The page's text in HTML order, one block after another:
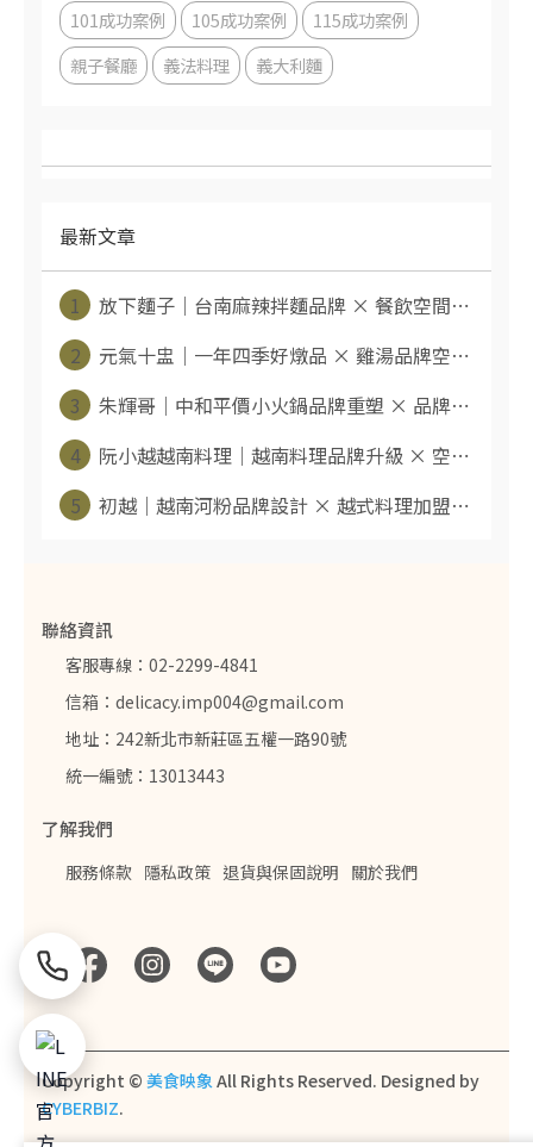
101成功案例
105成功案例
115成功案例
親子餐廳
義法料理 義大利麵
最新文章
1
放下麵子｜台南麻辣拌麵品牌 × 餐飲空間⋯
2
元氣十盅｜一年四季好燉品 × 雞湯品牌空⋯
3
朱輝哥｜中和平價小火鍋品牌重塑 × 品牌⋯
4
阮小越越南料理｜越南料理品牌升級 × 空⋯
5
初越｜越南河粉品牌設計 × 越式料理加盟⋯
聯絡資訊
客服專線：02-2299-4841
信箱：delicacy.imp004@gmail.com
地址：242新北市新莊區五權一路90號
統一編號：13013443
了解我們
服務條款 隱私政策 退貨與保固說明 關於我們
Copyright © 美食映象 All Rights Reserved. Designed by
CYBERBIZ.